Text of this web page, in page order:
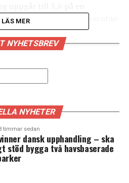
som godkänt men utan
att det är Sveriges
och att landets
hit det utländska kapitalet.
och
fram i våra
är vi starka, säger Lena
att hon räknar med att de
kommer att bromsa in
som globalt. (News
LÄS MER
NYHETSBREV
NYHETER
timmar sedan
dansk upphandling – ska
stöd bygga två havsbaserade